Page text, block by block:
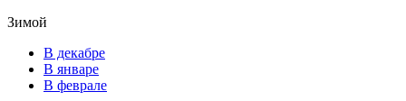
Зимой
В декабре
В январе
В феврале